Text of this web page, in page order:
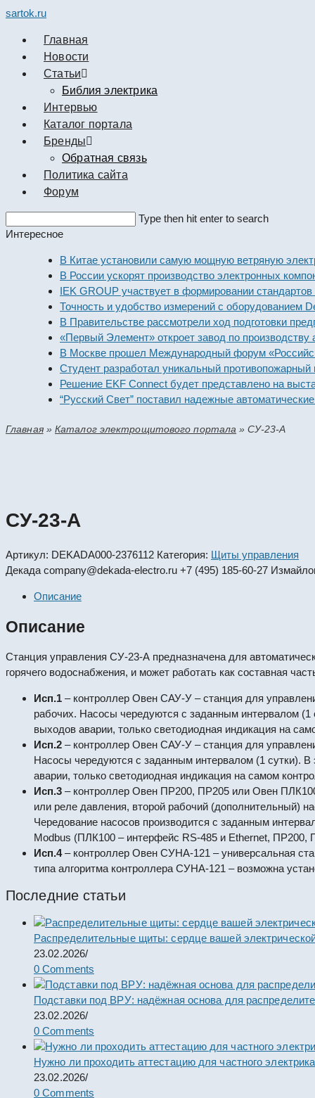
sartok.ru
Главная
Новости
Cтатьи
Библия электрика
Интервью
Каталог портала
Бренды
Обратная связь
Политика сайта
Форум
this
Type then hit enter to search
Интересное
В Китае установили самую мощную ветряную
В России ускорят производство электронных
IEK GROUP участвует в формировании стандартов
Точность и удобство измерений с оборудованием Dekraft
В Правительстве рассмотрели ход подготовки
«Первый Элемент» откроет завод по производству
В Москве прошел Международный форум «Российская
Студент разработал уникальный противопожарный
Решение EKF Connect будет представлено на
“Русский Свет” поставил надежные автоматические
Главная»Каталог электрощитового портала »СУ-23-А
СУ-23-А
Артикул: DEKADA000-2376112 Категория: Щиты управления
Декада company@dekada-electro.ru +7 (495) 185-60-27
Описание
Описание
Станция управления СУ-23-А предназначена для
горячего водоснабжения, и может работать как составная
Исп.1 – контроллер Овен САУ-У – станция для
рабочих. Насосы чередуются с заданным интервалом (1
выходов аварии, только светодиодная индикация на
Исп.2 – контроллер Овен САУ-У – станция для
Насосы чередуются с заданным интервалом (1 сутки).
аварии, только светодиодная индикация на самом
Исп.3 – контроллер Овен ПР200, ПР205 или Овен
или реле давления, второй рабочий (дополнительный)
Чередование насосов производится с заданным
Modbus (ПЛК100 – интерфейс RS-485 и Ethernet, ПР200,
Исп.4– контроллер Овен СУНА-121 – универсальная
типа алгоритма контроллера СУНА-121 – возможна
Последние статьи
Распределительные щиты: сердце вашей
23.02.2026/
0 Comments
Подставки под ВРУ: надёжная основа для
23.02.2026/
0 Comments
Нужно ли проходить аттестацию для частного
23.02.2026/
0 Comments